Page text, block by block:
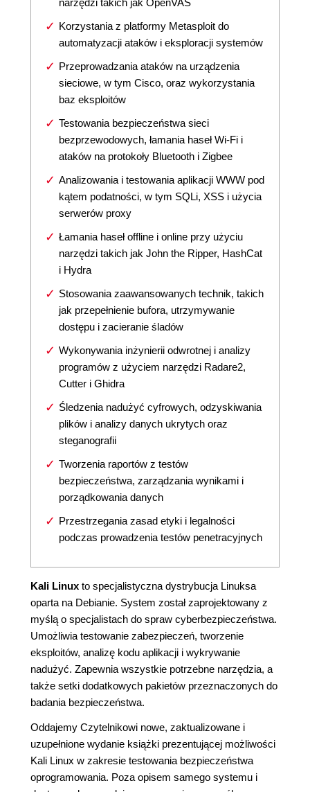
narzędzi takich jak OpenVAS
Korzystania z platformy Metasploit do
automatyzacji ataków i eksploracji systemów
Przeprowadzania ataków na urządzenia
sieciowe, w tym Cisco, oraz wykorzystania
baz eksploitów
Testowania bezpieczeństwa sieci
bezprzewodowych, łamania haseł Wi-Fi i
ataków na protokoły Bluetooth i Zigbee
Analizowania i testowania aplikacji WWW pod
kątem podatności, w tym SQLi, XSS i użycia
serwerów proxy
Łamania haseł offline i online przy użyciu
narzędzi takich jak John the Ripper, HashCat
i Hydra
Stosowania zaawansowanych technik, takich
jak przepełnienie bufora, utrzymywanie
dostępu i zacieranie śladów
Wykonywania inżynierii odwrotnej i analizy
programów z użyciem narzędzi Radare2,
Cutter i Ghidra
Śledzenia nadużyć cyfrowych, odzyskiwania
plików i analizy danych ukrytych oraz
steganografii
Tworzenia raportów z testów
bezpieczeństwa, zarządzania wynikami i
porządkowania danych
Przestrzegania zasad etyki i legalności
podczas prowadzenia testów penetracyjnych
Kali Linux to specjalistyczna dystrybucja Linuksa
oparta na Debianie. System został zaprojektowany z
myślą o specjalistach do spraw cyberbezpieczeństwa.
Umożliwia testowanie zabezpieczeń, tworzenie
eksploitów, analizę kodu aplikacji i wykrywanie
nadużyć. Zapewnia wszystkie potrzebne narzędzia, a
także setki dodatkowych pakietów przeznaczonych do
badania bezpieczeństwa.
Oddajemy Czytelnikowi nowe, zaktualizowane i
uzupełnione wydanie książki prezentującej możliwości
Kali Linux w zakresie testowania bezpieczeństwa
oprogramowania. Poza opisem samego systemu i